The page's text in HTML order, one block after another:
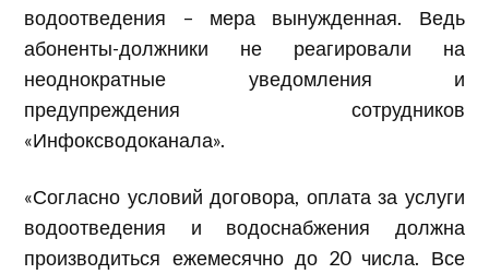
водоотведения – мера вынужденная. Ведь
абоненты-должники не реагировали на
неоднократные уведомления и
предупреждения сотрудников
«Инфоксводоканала».
«Согласно условий договора, оплата за услуги
водоотведения и водоснабжения должна
производиться ежемесячно до 20 числа. Все